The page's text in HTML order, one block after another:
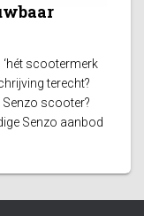
scootermerk
terecht?
Senzo scooter?
Senzo aanbod